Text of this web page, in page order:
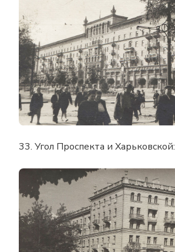
33. Угол Проспекта и Харьковской: